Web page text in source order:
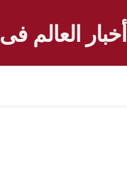
أخبار العالم فى 90 دقيقة